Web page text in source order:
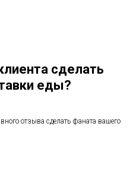
сделать
еды?
отзыва сделать фаната вашего